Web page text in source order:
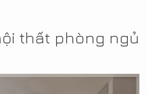
thất phòng ngủ